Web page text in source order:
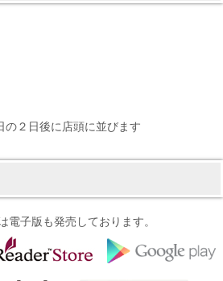
２日後に店頭に並びます
電子版も発売しております。